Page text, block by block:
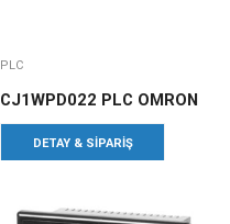
PLC
CJ1WPD022 PLC OMRON
DETAY & SIPARIŞ